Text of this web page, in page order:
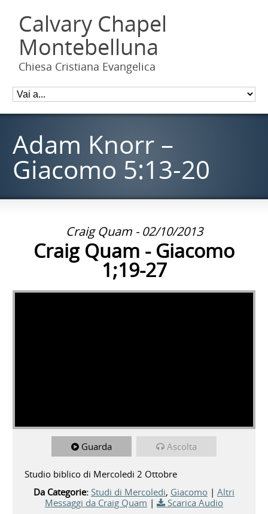
Calvary Chapel
Montebelluna
Chiesa Cristiana Evangelica
Adam Knorr –
Giacomo 5:13-20
Craig Quam - 02/10/2013
Craig Quam - Giacomo
1;19-27
Guarda Ascolta
Studio biblico di Mercoledi 2 Ottobre
Da Categorie: Studi di Mercoledi, Giacomo | Altri
Messaggi da Craig Quam | Scarica Audio